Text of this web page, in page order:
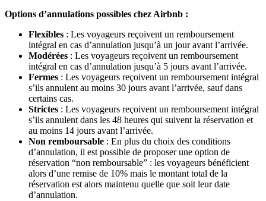
Options d’annulations possibles chez Airbnb :
Flexibles : Les voyageurs reçoivent un remboursement
intégral en cas d’annulation jusqu’à un jour avant l’arrivée.
Modérées : Les voyageurs reçoivent un remboursement
intégral en cas d’annulation jusqu’à 5 jours avant l’arrivée.
Fermes : Les voyageurs reçoivent un remboursement intégral
s’ils annulent au moins 30 jours avant l’arrivée, sauf dans
certains cas.
Strictes : Les voyageurs reçoivent un remboursement intégral
s’ils annulent dans les 48 heures qui suivent la réservation et
au moins 14 jours avant l’arrivée.
Non remboursable : En plus du choix des conditions
d’annulation, il est possible de proposer une option de
réservation “non remboursable” : les voyageurs bénéficient
alors d’une remise de 10% mais le montant total de la
réservation est alors maintenu quelle que soit leur date
d’annulation.